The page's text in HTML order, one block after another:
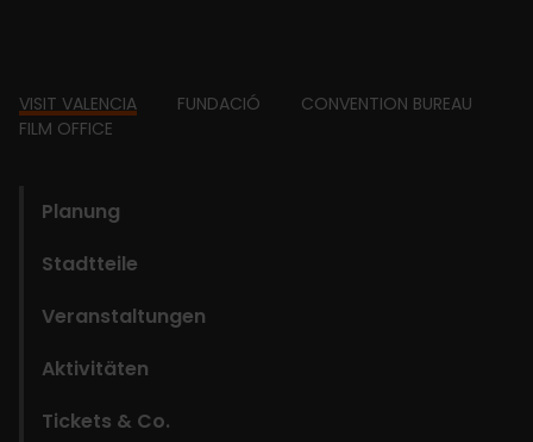
Footer
VISIT VALENCIA FUNDACIÓ
CONVENTION BUREAU
FILM OFFICE
Planung
Stadtteile
Veranstaltungen
Aktivitäten
Tickets & Co.